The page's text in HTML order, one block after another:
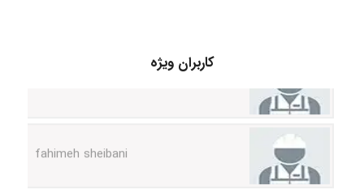
کاربران ویژه